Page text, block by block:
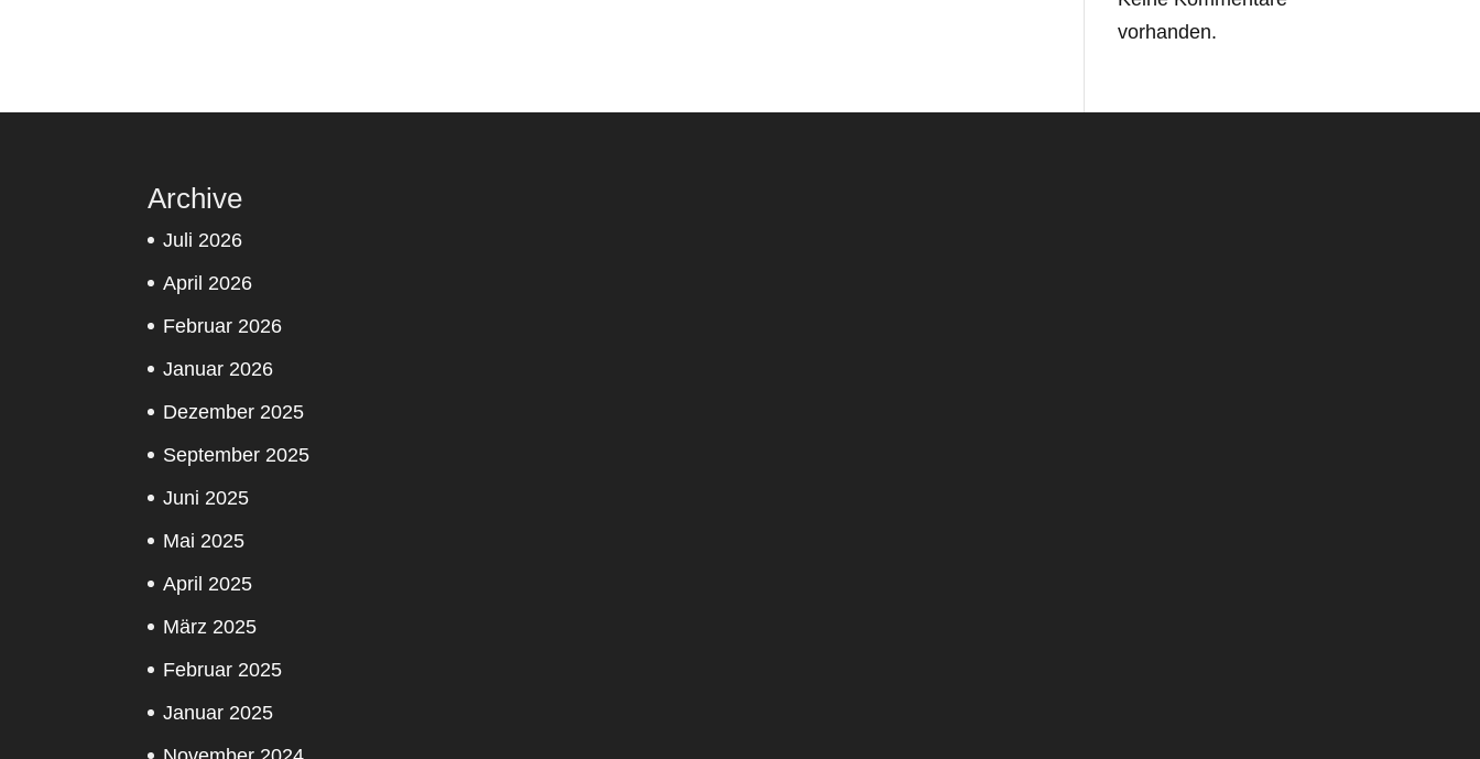
vorhanden.
Archive
Juli 2026
April 2026
Februar 2026
Januar 2026
Dezember 2025
September 2025
Juni 2025
Mai 2025
April 2025
März 2025
Februar 2025
Januar 2025